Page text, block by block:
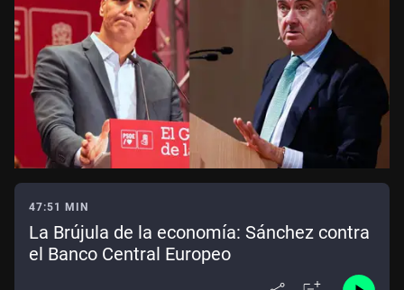
47:51 MIN
La Brújula de la economía: Sánchez contra
el Banco Central Europeo